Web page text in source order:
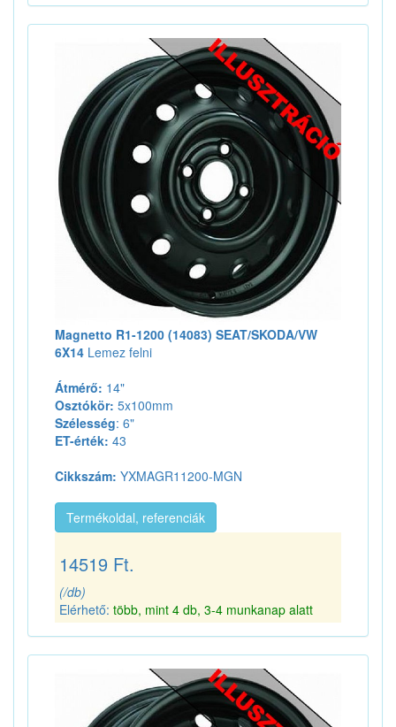
Magnetto R1-1200 (14083) SEAT/SKODA/VW
6X14 Lemez felni
Átmérő: 14"
Osztókör: 5x100mm
Szélesség: 6"
ET-érték: 43
Cikkszám: YXMAGR11200-MGN
Termékoldal, referenciák
14519 Ft.
(/db)
Elérhető: több, mint 4 db, 3-4 munkanap alatt